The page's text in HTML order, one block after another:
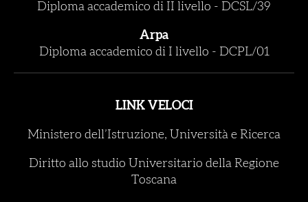
Diploma accademico di II livello - DCSL/39
Arpa
Diploma accademico di I livello - DCPL/01
LINK VELOCI
Ministero dell’Istruzione, Università e Ricerca
Diritto allo studio Universitario della Regione
Toscana